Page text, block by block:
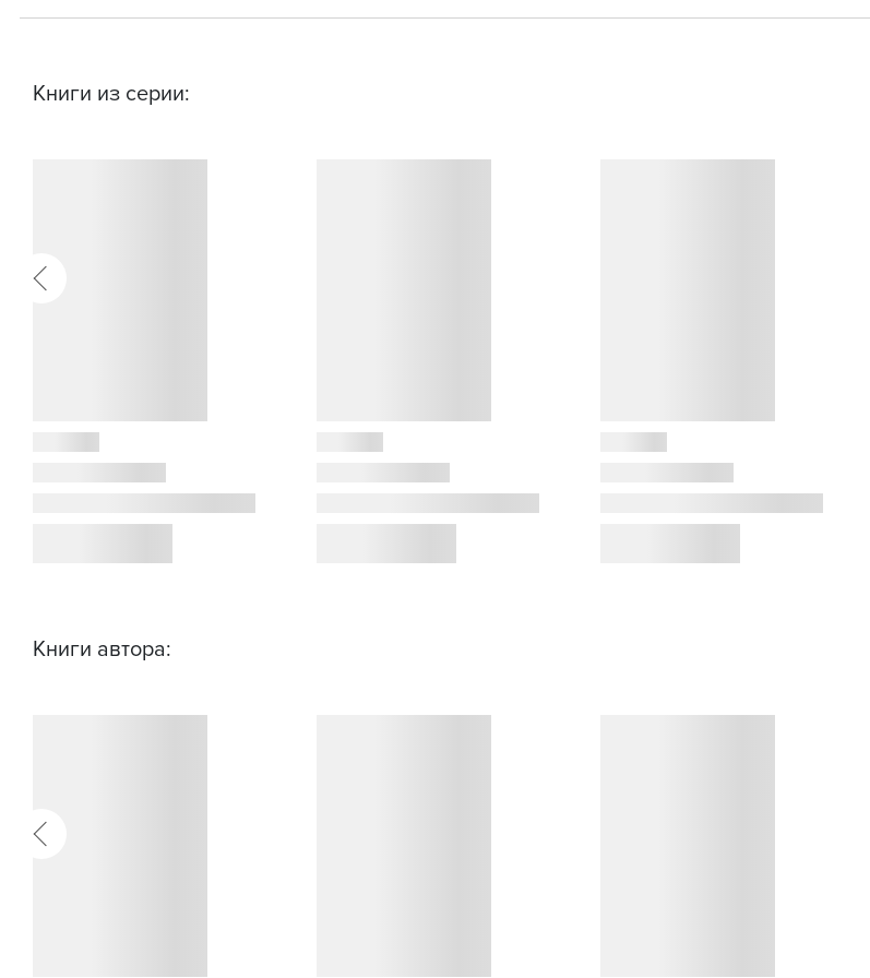
Книги из серии:
Книги автора: